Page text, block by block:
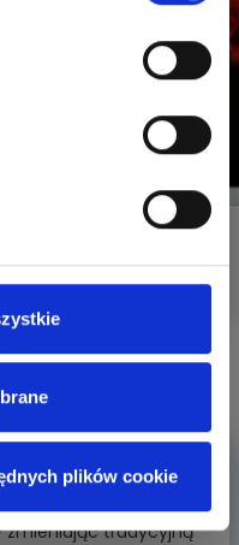
plików cookie
Odpowiedz
zmieniając
zmieniając tradycyjną